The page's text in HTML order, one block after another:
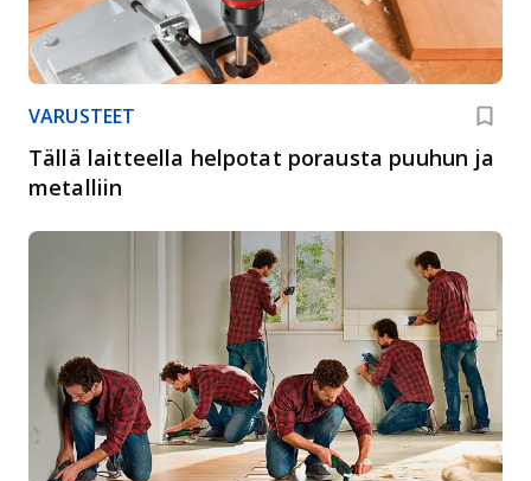
VARUSTEET
Tällä laitteella helpotat porausta puuhun ja
metalliin